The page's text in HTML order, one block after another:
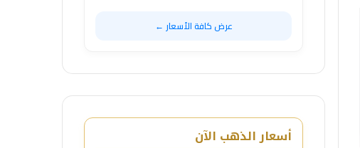
عرض كافة الأسعار ←
أسعار الذهب الآن